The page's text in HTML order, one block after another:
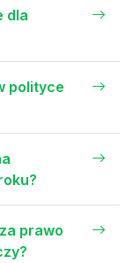
dla
polityce
prawo